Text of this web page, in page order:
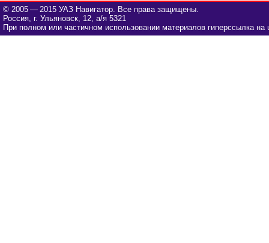
© 2005 — 2015 УАЗ Навигатор. Все права защищены.
Россия, г. Ульяновск, 12, а/я 5321
При полном или частичном использовании материалов гиперссылка на